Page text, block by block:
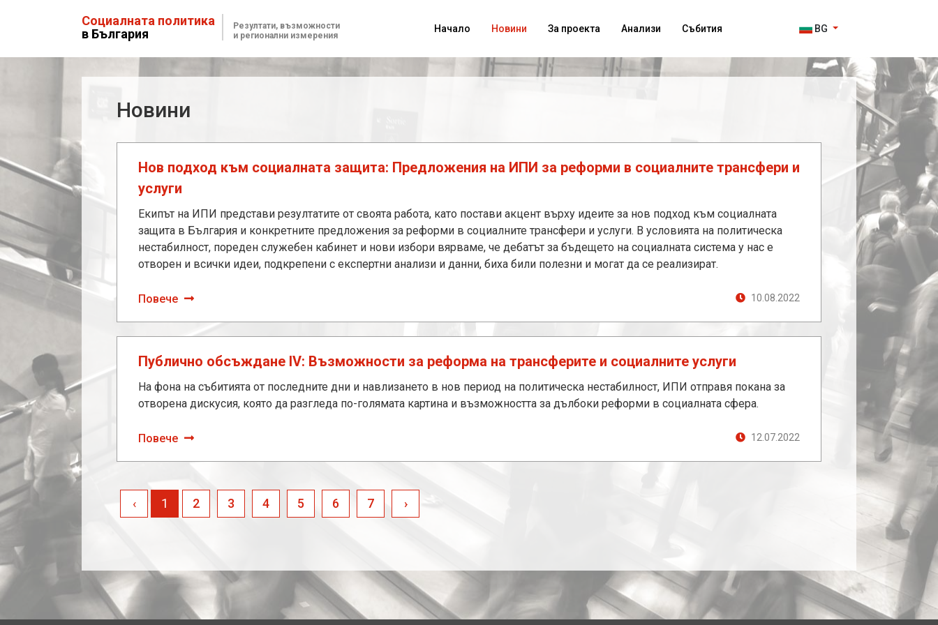
Социалната политика
в България
Резултати, възможности
и регионални измерения
Начало Новини За проекта Анализи Събития BG
Новини
Нов подход към социалната защита: Предложения на ИПИ за реформи в социалните трансфери и
услуги
Eкипът на ИПИ представи резултатите от своята работа, като постави акцент върху идеите за нов подход към социалната
защита в България и конкретните предложения за реформи в социалните трансфери и услуги. В условията на политическа
нестабилност, пореден служебен кабинет и нови избори вярваме, че дебатът за бъдещето на социалната система у нас е
отворен и всички идеи, подкрепени с експертни анализи и данни, биха били полезни и могат да се реализират.
Повече 10.08.2022
Публично обсъждане IV: Възможности за реформа на трансферите и социалните услуги
На фона на събитията от последните дни и навлизането в нов период на политическа нестабилност, ИПИ отправя покана за
отворена дискусия, която да разгледа по-голямата картина и възможността за дълбоки реформи в социалната сфера.
Повече 12.07.2022
‹ 1 2 3 4 5 6 7 ›